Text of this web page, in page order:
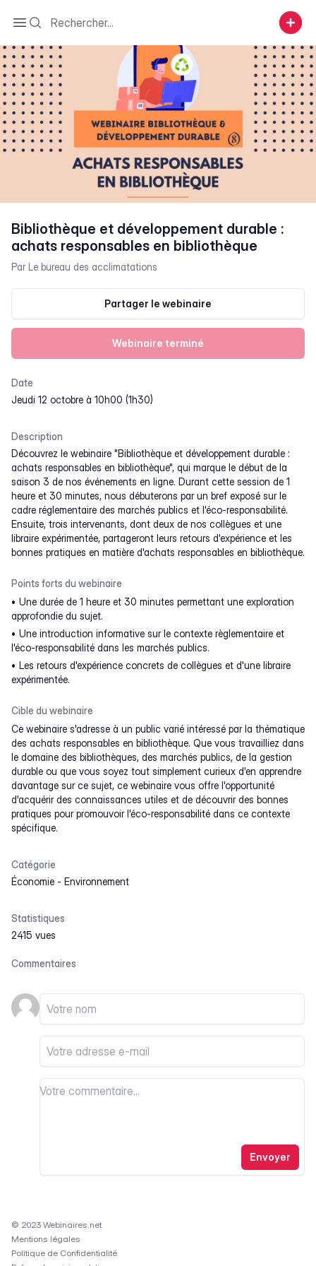
Open sidebar
Search
Bibliothèque et développement durable :
achats responsables en bibliothèque
ParLe bureau des acclimatations
Partager le webinaire
Webinaire terminé
Date
jeudi 12 octobre à 10h00 (1h30)
Description
Découvrez le webinaire "Bibliothèque et développement durable :
achats responsables en bibliothèque", qui marque le début de la
saison 3 de nos événements en ligne. Durant cette session de 1
heure et 30 minutes, nous débuterons par un bref exposé sur le
cadre réglementaire des marchés publics et l'éco-responsabilité.
Ensuite, trois intervenants, dont deux de nos collègues et une
libraire expérimentée, partageront leurs retours d'expérience et les
bonnes pratiques en matière d'achats responsables en bibliothèque.
Points forts du webinaire
Une durée de 1 heure et 30 minutes permettant une exploration
approfondie du sujet.
Une introduction informative sur le contexte règlementaire et
l'éco-responsabilité dans les marchés publics.
Les retours d'expérience concrets de collègues et d'une libraire
expérimentée.
Cible du webinaire
Ce webinaire s'adresse à un public varié intéressé par la thématique
des achats responsables en bibliothèque. Que vous travailliez dans
le domaine des bibliothèques, des marchés publics, de la gestion
durable ou que vous soyez tout simplement curieux d'en apprendre
davantage sur ce sujet, ce webinaire vous offre l'opportunité
d'acquérir des connaissances utiles et de découvrir des bonnes
pratiques pour promouvoir l'éco-responsabilité dans ce contexte
spécifique.
Catégorie
Économie - Environnement
Statistiques
2415 vues
Commentaires
Votre nom
Votre email
Votre commentaire
Votre commentaire
Envoyer
© 2023 Webinaires.net
Mentions légales
Politique de Confidentialité